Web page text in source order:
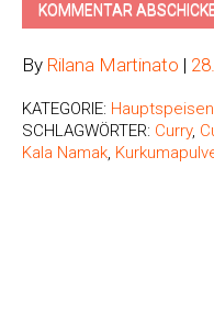
By Rilana Martinato |
KATEGORIE: Hauptspeisen
SCHLAGWÖRTER: Curry,
Kala Namak,